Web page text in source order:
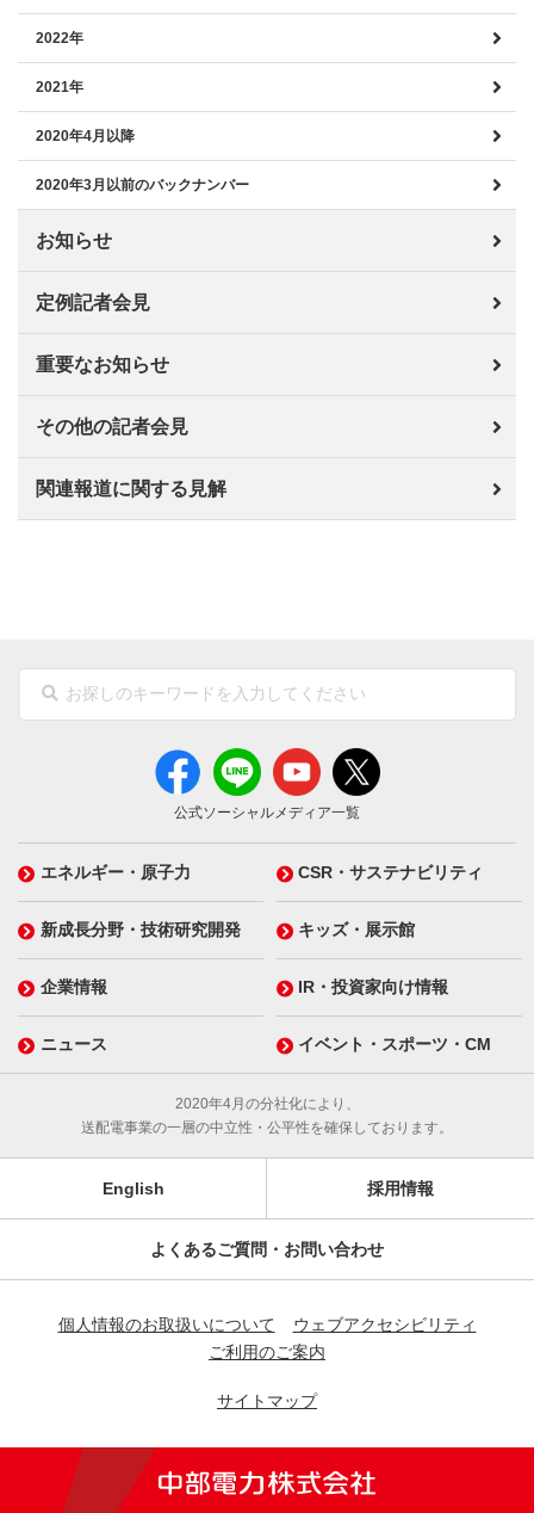
2022年
2021年
2020年4月以降
2020年3月以前のバックナンバー
お知らせ
定例記者会見
重要なお知らせ
その他の記者会見
関連報道に関する見解
公式ソーシャルメディア一覧
エネルギー・原子力 CSR・サステナビリティ
新成長分野・技術研究開発 キッズ・展示館
企業情報 IR・投資家向け情報
ニュース イベント・スポーツ・CM
2020年4月の分社化により、
送配電事業の一層の中立性・公平性を確保しております。
English 採用情報
よくあるご質問・お問い合わせ
個人情報のお取扱いについて
ウェブアクセシビリティ
ご利用のご案内
サイトマップ